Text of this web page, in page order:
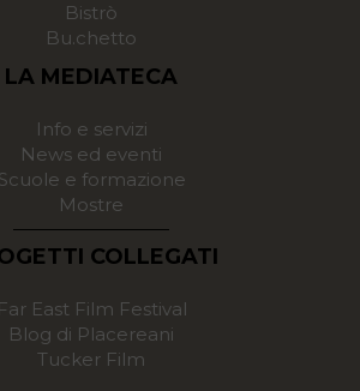
Bistrò
Bu.chetto
LA MEDIATECA
Info e servizi
News ed eventi
Scuole e formazione
Mostre
COLLEGATI
Far East Film Festival
Blog di Placereani
Tucker Film